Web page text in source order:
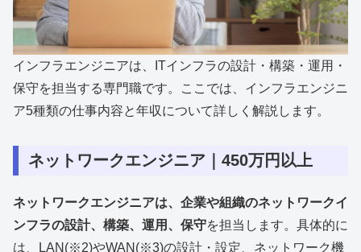
インフラエンジニアは、ITインフラの設計・構築・運用・
保守を担当する専門職です。ここでは、インフラエンジニ
ア5種類の仕事内容と年収について詳しく解説します。
ネットワークエンジニア｜450万円以上
ネットワークエンジニアは、企業や組織のネットワークイ
ンフラの設計、構築、運用、保守を担当します。具体的に
は、LAN(※2)やWAN(※3)の設計・設定、ネットワーク機